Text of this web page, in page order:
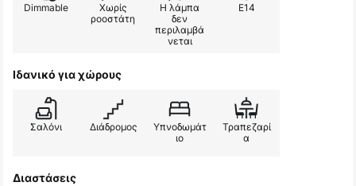
Dimmable
Χωρίς
ροοστάτη
Η λάμπα
δεν
περιλαμβά
νεται
E14
Ιδανικό για χώρους
Σαλόνι Διάδρομος
Υπνοδωμάτ
ιο
Τραπεζαρί
α
Διαστάσεις